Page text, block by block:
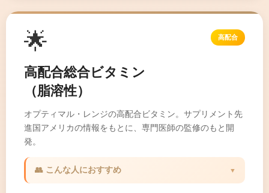
🌟 高配合
高配合総合ビタミン
（脂溶性）
オプティマル・レンジの高配合ビタミン。サプリメント先
進国アメリカの情報をもとに、専門医師の監修のもと開
発。
👥 こんな人におすすめ ▼